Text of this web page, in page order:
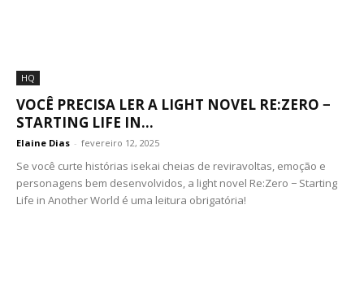
HQ
VOCÊ PRECISA LER A LIGHT NOVEL RE:ZERO −
STARTING LIFE IN...
Elaine Dias - fevereiro 12, 2025
Se você curte histórias isekai cheias de reviravoltas, emoção e
personagens bem desenvolvidos, a light novel Re:Zero − Starting
Life in Another World é uma leitura obrigatória!